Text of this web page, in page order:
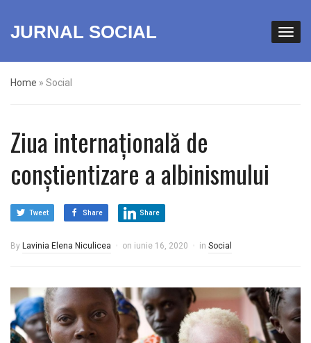
JURNAL SOCIAL
Home » Social
Ziua internațională de
conștientizare a albinismului
Tweet Share Share
By Lavinia Elena Niculicea on iunie 16, 2020 in Social